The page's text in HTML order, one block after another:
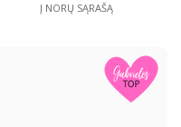
Į NORŲ SĄRAŠĄ